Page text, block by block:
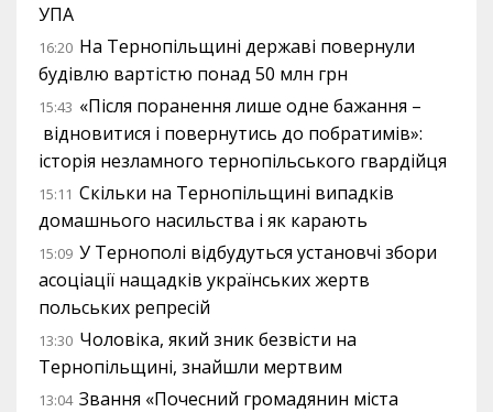
УПА
16:20 На Тернопільщині державі повернули
будівлю вартістю понад 50 млн грн
15:43 «Після поранення лише одне бажання –
відновитися і повернутись до побратимів»:
історія незламного тернопільського гвардійця
15:11 Скільки на Тернопільщині випадків
домашнього насильства і як карають
15:09 У Тернополі відбудуться установчі збори
асоціації нащадків українських жертв
польських репресій
13:30 Чоловіка, який зник безвісти на
Тернопільщині, знайшли мертвим
13:04 Звання «Почесний громадянин міста